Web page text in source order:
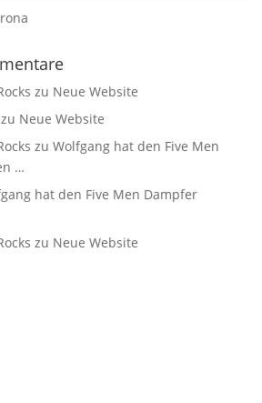
zu Neue Website
Neue Website
zu Wolfgang hat den Five Men
…
hat den Five Men Dampfer
zu Neue Website